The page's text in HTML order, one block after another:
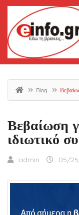
Blog
Βεβαίωση
ιδιωτικό
admin 05/